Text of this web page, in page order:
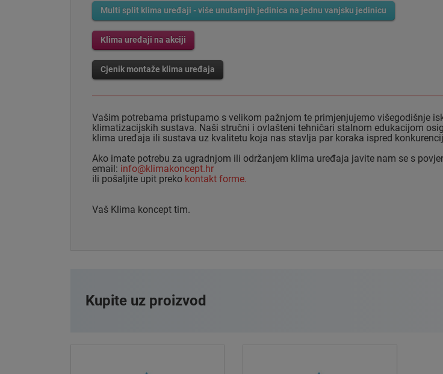
Multi split klima uređaji - više unutarnjih jedinica na jednu vanjsku jedinicu
Klima uređaji na akciji
Cjenik montaže klima uređaja
Vašim potrebama pristupamo s velikom pažnjom te primjenjujemo višegodišnje
klimatizacijskih sustava. Naši stručni i ovlašteni tehničari stalnom edukacijom
klima uređaja ili sustava uz kvalitetu koja nas stavlja par koraka ispred
Ako imate potrebu za ugradnjom ili održanjem klima uređaja javite nam se s
email: info@klimakoncept.hr
ili pošaljite upit preko kontakt forme.
Vaš Klima koncept tim.
Kupite uz proizvod